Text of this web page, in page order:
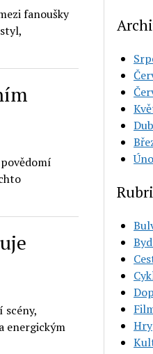
fanoušky
scény,
energickým
Hry